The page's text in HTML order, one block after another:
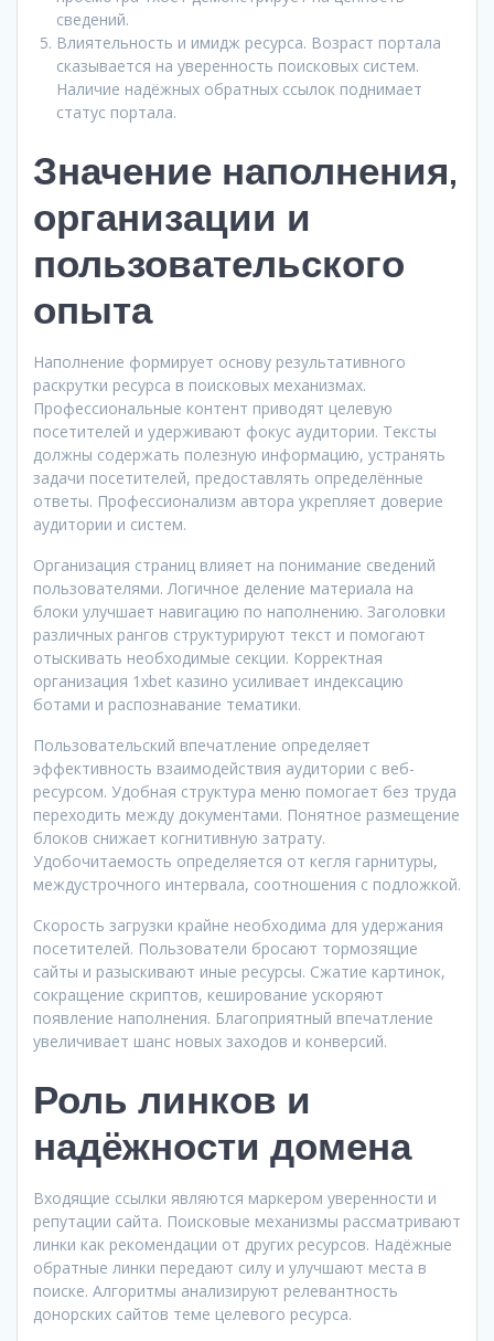
сведений.
Влиятельность и имидж ресурса. Возраст портала
сказывается на уверенность поисковых систем.
Наличие надёжных обратных ссылок поднимает
статус портала.
Значение наполнения,
организации и
пользовательского
опыта
Наполнение формирует основу результативного
раскрутки ресурса в поисковых механизмах.
Профессиональные контент приводят целевую
посетителей и удерживают фокус аудитории. Тексты
должны содержать полезную информацию, устранять
задачи посетителей, предоставлять определённые
ответы. Профессионализм автора укрепляет доверие
аудитории и систем.
Организация страниц влияет на понимание сведений
пользователями. Логичное деление материала на
блоки улучшает навигацию по наполнению. Заголовки
различных рангов структурируют текст и помогают
отыскивать необходимые секции. Корректная
организация 1xbet казино усиливает индексацию
ботами и распознавание тематики.
Пользовательский впечатление определяет
эффективность взаимодействия аудитории с веб-
ресурсом. Удобная структура меню помогает без труда
переходить между документами. Понятное размещение
блоков снижает когнитивную затрату.
Удобочитаемость определяется от кегля гарнитуры,
междустрочного интервала, соотношения с подложкой.
Скорость загрузки крайне необходима для удержания
посетителей. Пользователи бросают тормозящие
сайты и разыскивают иные ресурсы. Сжатие картинок,
сокращение скриптов, кеширование ускоряют
появление наполнения. Благоприятный впечатление
увеличивает шанс новых заходов и конверсий.
Роль линков и
надёжности домена
Входящие ссылки являются маркером уверенности и
репутации сайта. Поисковые механизмы рассматривают
линки как рекомендации от других ресурсов. Надёжные
обратные линки передают силу и улучшают места в
поиске. Алгоритмы анализируют релевантность
донорских сайтов теме целевого ресурса.